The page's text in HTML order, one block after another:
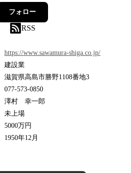
フォロー
RSS
https://www.sawamura-shiga.co.jp/
建設業
滋賀県高島市勝野1108番地3
077-573-0850
澤村 幸一郎
未上場
5000万円
1950年12月